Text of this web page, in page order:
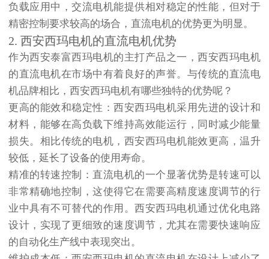
负载应用中，交流电机能提供相对稳定的性能，但对于
精密控制要求较高的场合，直流电机的优势更为明显。
2. 西安西玛电机的直流电机优势
作为西安泰富西玛电机的主打产品之一，西安西玛电机
的直流电机在市场中有着良好的声誉。与传统的直流电
机品牌相比，西安西玛电机有哪些独特的优势呢？
更高的能效和稳定性 ：西安西玛电机采用先进的设计和
材料，能够在高负载下维持高效能运行，同时减少能量
损失。相比传统的电机，西安西玛电机能效更高，温升
较低，延长了设备的使用寿命。
精准的转速控制
：直流电机的一个显著优势是转速可以
非常精确地控制，这使得它在需要高精度速度调节的行
业中具有不可替代的作用。西安西玛电机通过优化电路
设计，实现了更细致的速度调节，尤其在需要快速响应
的自动化生产线中表现突出。